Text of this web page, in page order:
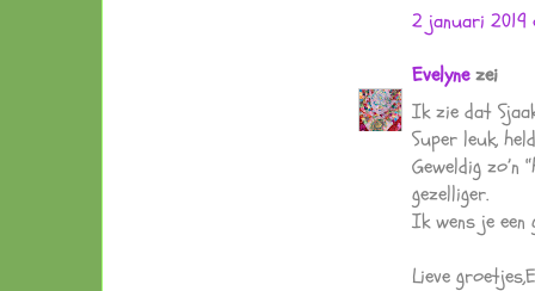
2 januari 2019
Evelynezei
Ik zie dat
Super leuk,
Geweldig zo’n
gezelliger.
Ik wens je een
Lieve